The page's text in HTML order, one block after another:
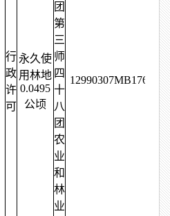
行
政
许
可
永久使
用林地
0.0495
公顷
团
第
三
师
四
十
八
团
农
业
和
林
业